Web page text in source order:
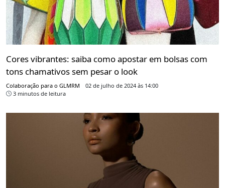
Cores vibrantes: saiba como apostar em bolsas com
tons chamativos sem pesar o look
Colaboração para o GLMRM
02 de julho de 2024 às 14:00
3 minutos de leitura